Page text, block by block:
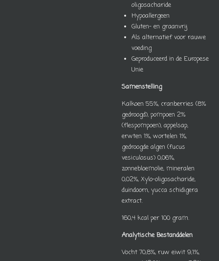
oligosacharide
Hypoallergeen
Gluten- en graanvrij
Als alternatief voor rauwe
voeding
Geproduceerd in de Europese
Unie
Samenstelling
Kalkoen 55%, cranberries (8%
gedroogd), pompoen 2%
(flespompoen), appelsap,
erwten 1%, wortelen 1%,
gedroogde algen (fucus
vesiculosus) 0,06%,
zonnebloem­olie, mineralen
0,02%, Xylo-oligosacharide,
duindoorn, yucca schidigera
extract.
160,4 kcal per 100 gram.
Analytische Bestanddelen
Vocht 70,8%, ruw eiwit 9,1%,